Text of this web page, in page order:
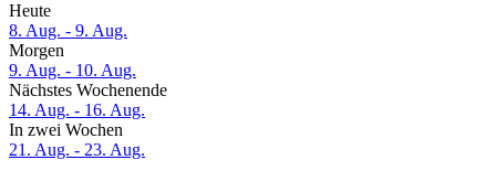
Heute
8. Aug. - 9. Aug.
Morgen
9. Aug. - 10. Aug.
Nächstes Wochenende
14. Aug. - 16. Aug.
In zwei Wochen
21. Aug. - 23. Aug.